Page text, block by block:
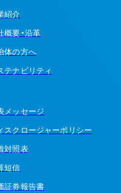
紹介
概要・沿革
体の方へ
テナビリティ
メッセージ
スクロージャーポリシー
対照表
短信
証券報告書